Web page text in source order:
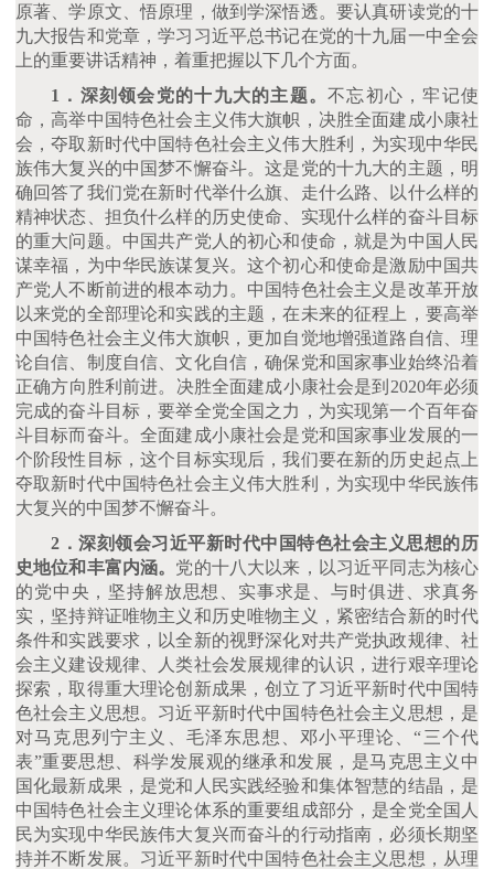
原著、学原文、悟原理，做到学深悟透。要认真研读党的十
九大报告和党章，学习习近平总书记在党的十九届一中全会
上的重要讲话精神，着重把握以下几个方面。
1．深刻领会党的十九大的主题。不忘初心，牢记使
命，高举中国特色社会主义伟大旗帜，决胜全面建成小康社
会，夺取新时代中国特色社会主义伟大胜利，为实现中华民
族伟大复兴的中国梦不懈奋斗。这是党的十九大的主题，明
确回答了我们党在新时代举什么旗、走什么路、以什么样的
精神状态、担负什么样的历史使命、实现什么样的奋斗目标
的重大问题。中国共产党人的初心和使命，就是为中国人民
谋幸福，为中华民族谋复兴。这个初心和使命是激励中国共
产党人不断前进的根本动力。中国特色社会主义是改革开放
以来党的全部理论和实践的主题，在未来的征程上，要高举
中国特色社会主义伟大旗帜，更加自觉地增强道路自信、理
论自信、制度自信、文化自信，确保党和国家事业始终沿着
正确方向胜利前进。决胜全面建成小康社会是到 2020年必须
完成的奋斗目标，要举全党全国之力，为实现第一个百年奋
斗目标而奋斗。全面建成小康社会是党和国家事业发展的一
个阶段性目标，这个目标实现后，我们要在新的历史起点上
夺取新时代中国特色社会主义伟大胜利，为实现中华民族伟
大复兴的中国梦不懈奋斗。
2．深刻领会习近平新时代中国特色社会主义思想的历
史地位和丰富内涵。 党的十八大以来，以习近平同志为核心
的党中央，坚持解放思想、实事求是、与时俱进、求真务
实，坚持辩证唯物主义和历史唯物主义，紧密结合新的时代
条件和实践要求，以全新的视野深化对共产党执政规律、社
会主义建设规律、人类社会发展规律的认识，进行艰辛理论
探索，取得重大理论创新成果，创立了习近平新时代中国特
色社会主义思想。习近平新时代中国特色社会主义思想，是
对马克思列宁主义、毛泽东思想、邓小平理论、“三个代
表”重要思想、科学发展观的继承和发展，是马克思主义中
国化最新成果，是党和人民实践经验和集体智慧的结晶，是
中国特色社会主义理论体系的重要组成部分，是全党全国人
民为实现中华民族伟大复兴而奋斗的行动指南，必须长期坚
持并不断发展。习近平新时代中国特色社会主义思想，从理